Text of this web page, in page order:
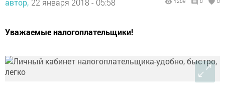
автор, 22 января 2018 - 05:58 1209 0 0
Уважаемые налогоплательщики!